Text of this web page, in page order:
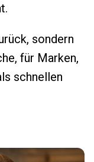
sondern
für Marken,
schnellen